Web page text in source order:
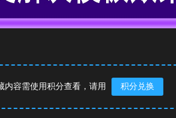
内容需使用积分查看，请用 积分兑换